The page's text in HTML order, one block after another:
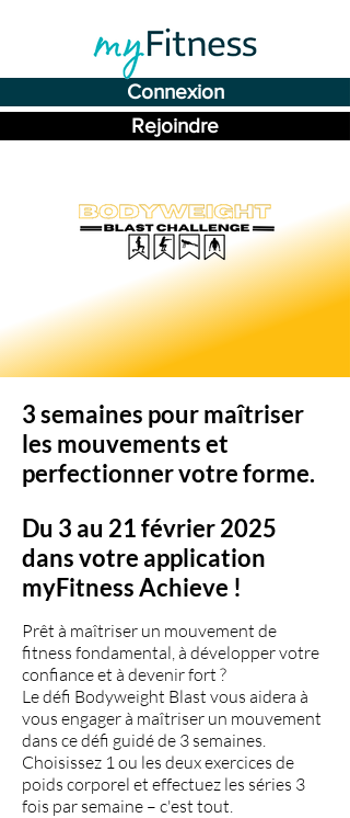
Connexion
Rejoindre
3 semaines pour maîtriser
les mouvements et
perfectionner votre forme.
Du 3 au 21 février 2025
dans votre application
myFitness Achieve !
Prêt à maîtriser un mouvement de
fitness fondamental, à développer votre
confiance et à devenir fort ?
Le défi Bodyweight Blast vous aidera à
vous engager à maîtriser un mouvement
dans ce défi guidé de 3 semaines.
Choisissez 1 ou les deux exercices de
poids corporel et effectuez les séries 3
fois par semaine – c'est tout.